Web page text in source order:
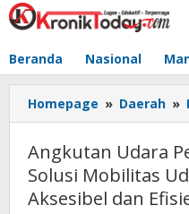
Lewati
ke
Beranda Nasional
Homepage » Daerah »
Angkutan Udara
Solusi Mobilitas
Aksesibel dan